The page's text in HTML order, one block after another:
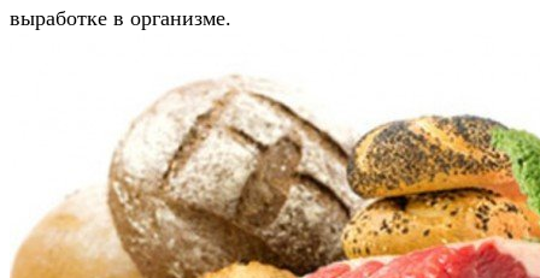
выработке в организме.